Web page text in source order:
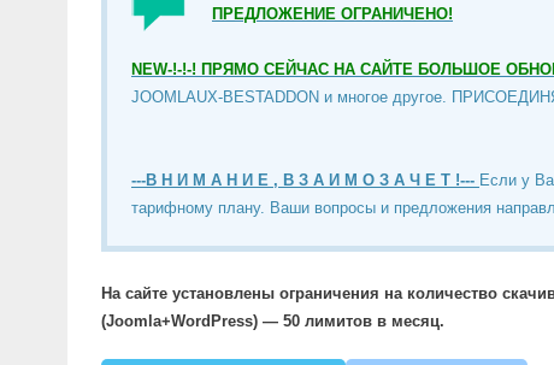
ПРЕДЛОЖЕНИЕ ОГРАНИЧЕНО!
NEW-!-!-! ПРЯМО СЕЙЧАС НА САЙТЕ БОЛЬШОЕ
JOOMLAUX-BESTADDON и многое другое.
---В Н И М А Н И Е , В З А И М О З А Ч Е Т !--- Если у
тарифному плану. Ваши вопросы и предложения
На сайте установлены ограничения на количество
(Joomla+WordPress) — 50 лимитов в месяц.